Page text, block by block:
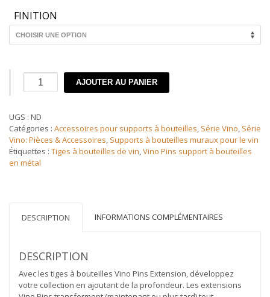
FINITION
quantité
mural
Kit
d'extension
d'une
bouteille
AJOUTER AU PANIER
UGS : ND
Catégories : Accessoires pour supports à bouteilles, Série Vino, Série
Vino: Pièces & Accessoires, Supports à bouteilles muraux pour le vin
Étiquettes : Tiges à bouteilles de vin,Vino Pins support à bouteilles
en métal
DESCRIPTION INFORMATIONS COMPLÉMENTAIRES
DESCRIPTION
Avec les tiges à bouteilles Vino Pins Extension, développez
votre collection en ajoutant de la profondeur. Les extensions